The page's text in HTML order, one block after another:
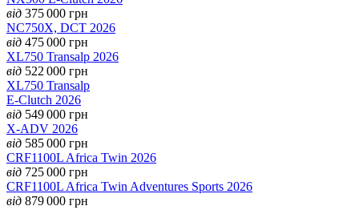
від 375 000 грн
NC750X, DCT 2026
від 475 000 грн
XL750 Transalp 2026
від 522 000 грн
XL750 Transalp
E-Clutch 2026
від 549 000 грн
X-ADV 2026
від 585 000 грн
CRF1100L Africa Twin 2026
від 725 000 грн
CRF1100L Africa Twin Adventures Sports 2026
від 879 000 грн